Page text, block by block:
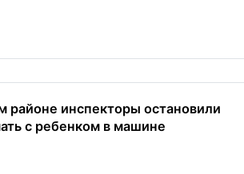
районе инспекторы остановили
с ребенком в машине